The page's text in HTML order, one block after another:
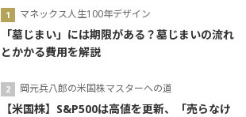
マネックス人生100年デザイン
「墓じまい」には期限がある？墓じまいの流れ
とかかる費用を解説
岡元兵八郎の米国株マスターへの道
【米国株】S&P500は高値を更新、「売らなけ